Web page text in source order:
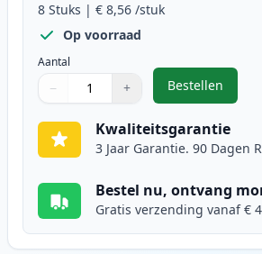
8 Stuks | € 8,56 /stuk
Op voorraad
Aantal
Gebruik de knoppen om aan te
− +
1
Bestellen
,8 stuks
Kwaliteitsgarantie
3 Jaar Garantie. 90 Dagen
Bestel nu, ontvang
Gratis verzending vanaf €